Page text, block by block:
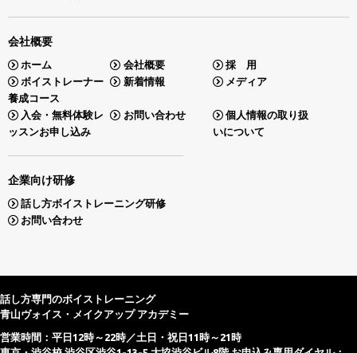
会社概要
ホーム 会社概要
採 用
ボイストレーナー
養成コース
新着情報 メディア
入会・無料体験レ
ッスンお申し込み
お問い合わせ
個人情報の取り扱
いについて
企業向け研修
話し方ボイストレーニング研修
お問い合わせ
話し方専門のボイストレーニング
青山ヴォイス・メイクアップ アカデミー
営業時間：平日12時～22時／土日・祝日11時～21時